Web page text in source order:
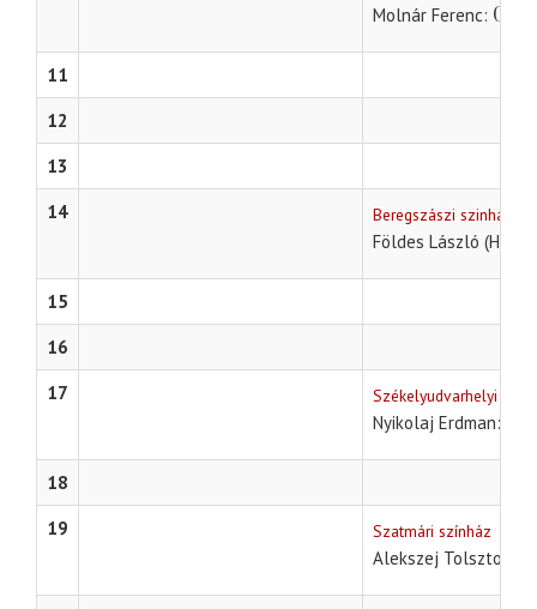
Molnár Ferenc
11
12
13
14
Beregszászi szinház
Földes László (Hobo)
15
16
17
Székelyudvarhelyi
Nyikolaj Erdman
18
19
Szatmári színház
Alekszej Tolsztoj